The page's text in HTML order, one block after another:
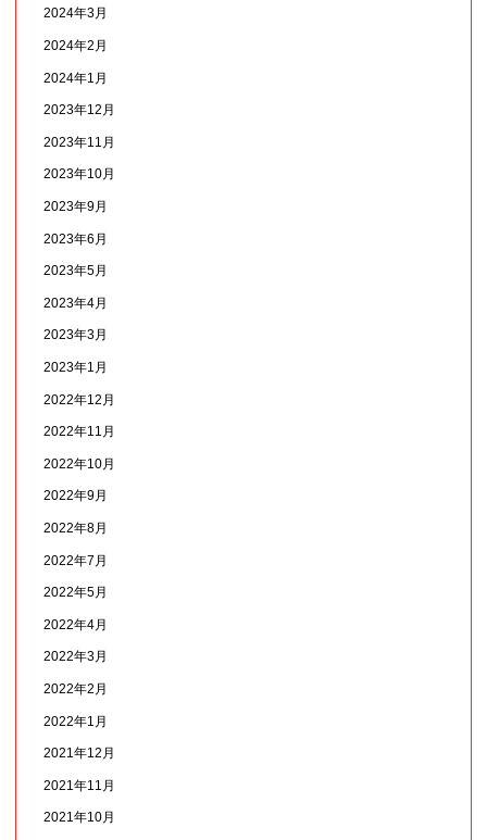
2024年3月
2024年2月
2024年1月
2023年12月
2023年11月
2023年10月
2023年9月
2023年6月
2023年5月
2023年4月
2023年3月
2023年1月
2022年12月
2022年11月
2022年10月
2022年9月
2022年8月
2022年7月
2022年5月
2022年4月
2022年3月
2022年2月
2022年1月
2021年12月
2021年11月
2021年10月